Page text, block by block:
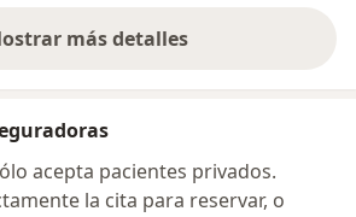
más detalles
sobre la dirección
acepta pacientes privados.
la cita para reservar, o